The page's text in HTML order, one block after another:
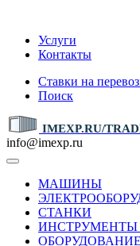
Услуги
Контакты
Ставки на
Поиск
IMEXP.RU/
info@imexp.ru
МАШИНЫ
СТАНКИ